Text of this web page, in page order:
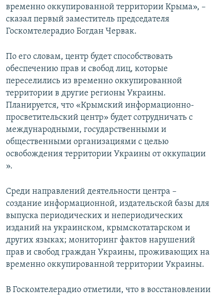
временно оккупированной территории Крыма», –
сказал первый заместитель председателя
Госкомтелерадио Богдан Червак.
По его словам, центр будет способствовать
обеспечению прав и свобод лиц, которые
переселились из временно оккупированной
территории в другие регионы Украины.
Планируется, что «Крымский информационно-
просветительский центр» будет сотрудничать с
международными, государственными и
общественными организациями с целью
освобождения территории Украины от оккупации
».
Среди направлений деятельности центра –
создание информационной, издательской базы для
выпуска периодических и непериодических
изданий на украинском, крымскотатарском и
других языках; мониторинг фактов нарушений
прав и свобод граждан Украины, проживающих на
временно оккупированной территории Украины.
В Госкомтелерадио отметили, что в восстановлении